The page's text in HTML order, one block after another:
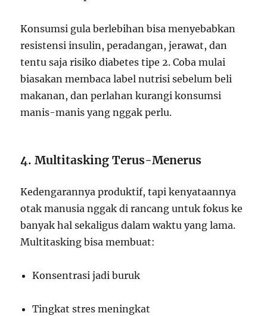
Konsumsi gula berlebihan bisa menyebabkan
resistensi insulin, peradangan, jerawat, dan
tentu saja risiko diabetes tipe 2. Coba mulai
biasakan membaca label nutrisi sebelum beli
makanan, dan perlahan kurangi konsumsi
manis-manis yang nggak perlu.
4. Multitasking Terus-Menerus
Kedengarannya produktif, tapi kenyataannya
otak manusia nggak di rancang untuk fokus ke
banyak hal sekaligus dalam waktu yang lama.
Multitasking bisa membuat:
Konsentrasi jadi buruk
Tingkat stres meningkat